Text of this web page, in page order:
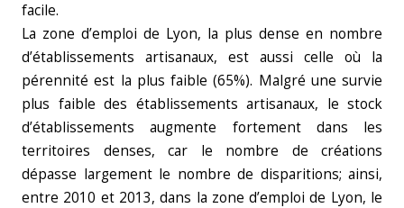
facile.
La zone d’emploi de Lyon, la plus dense en nombre
d’établissements artisanaux, est aussi celle où la
pérennité est la plus faible (65%). Malgré une survie
plus faible des établissements artisanaux, le stock
d’établissements augmente fortement dans les
territoires denses, car le nombre de créations
dépasse largement le nombre de disparitions; ainsi,
entre 2010 et 2013, dans la zone d’emploi de Lyon, le